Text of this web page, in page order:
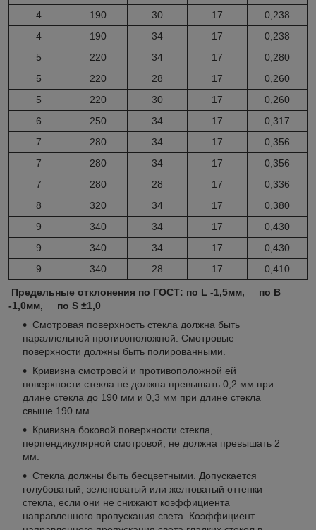
4
190 30 17
0,238
4
190 34 17
0,238
5
220 34 17
0,280
5
220 28 17
0,260
5
220 30 17
0,260
6
250 34 17
0,317
7
280 34 17
0,356
7
280 34 17
0,356
7
280 28 17
0,336
8
320 34 17
0,380
9
340 34 17
0,430
9
340 34 17
0,430
9
340 28 17 0,410
Предельные отклонения по ГОСТ: по L -1,5мм, по B
-1,0мм, по S ±1,0
Смотровая поверхность стекла должна быть
параллельной противоположной. Смотровые
поверхности должны быть полированными.
Кривизна смотровой и противоположной ей
поверхности стекла не должна превышать 0,2 мм при
длине стекла до 190 мм и 0,3 мм при длине стекла
свыше 190 мм.
Кривизна боковой поверхности стекла,
перпендикулярной смотровой, не должна превышать 2
мм.
Стекла должны быть бесцветными. Допускается
голубоватый, зеленоватый или желтоватый оттенки
стекла, если они не снижают коэффициента
направленного пропускания света. Коэффициент